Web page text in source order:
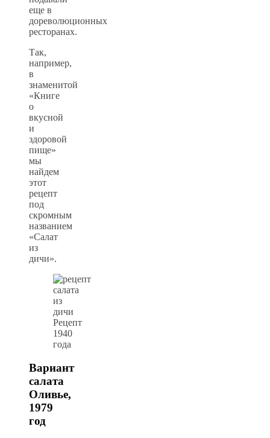
еще в
дореволюционных
ресторанах.
Так,
например,
в
знаменитой
«Книге
о
вкусной
и
здоровой
пище»
мы
найдем
этот
рецепт
под
скромным
названием
«Салат
из
дичи».
Рецепт
1940
года
Вариант
салата
Оливье,
1979
год